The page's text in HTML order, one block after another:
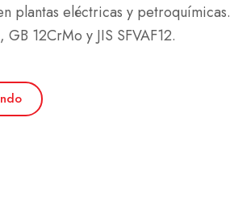
plantas eléctricas y petroquímicas.
12CrMo y JIS SFVAF12.